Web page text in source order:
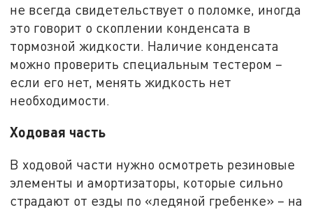
не всегда свидетельствует о поломке, иногда
это говорит о скоплении конденсата в
тормозной жидкости. Наличие конденсата
можно проверить специальным тестером –
если его нет, менять жидкость нет
необходимости.
Ходовая часть
В ходовой части нужно осмотреть резиновые
элементы и амортизаторы, которые сильно
страдают от езды по «ледяной гребенке» – на